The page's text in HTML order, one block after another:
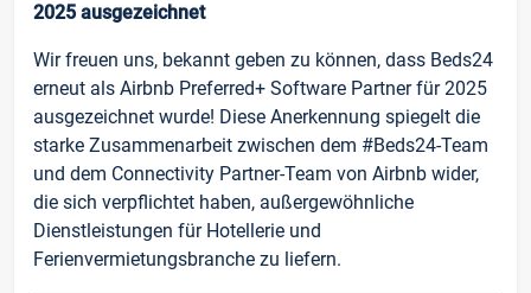
2025 ausgezeichnet
Wir freuen uns, bekannt geben zu können, dass Beds24
erneut als Airbnb Preferred+ Software Partner für 2025
ausgezeichnet wurde! Diese Anerkennung spiegelt die
starke Zusammenarbeit zwischen dem #Beds24-Team
und dem Connectivity Partner-Team von Airbnb wider,
die sich verpflichtet haben, außergewöhnliche
Dienstleistungen für Hotellerie und
Ferienvermietungsbranche zu liefern.